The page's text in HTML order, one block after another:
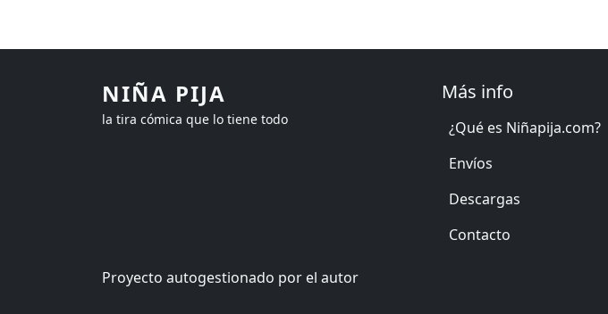
NIÑA PIJA
la tira cómica que lo tiene todo
Más info
¿Qué es Niñapija.com?
Envíos
Descargas
Contacto
Proyecto autogestionado por el autor